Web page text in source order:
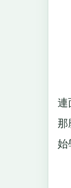
連
那
始